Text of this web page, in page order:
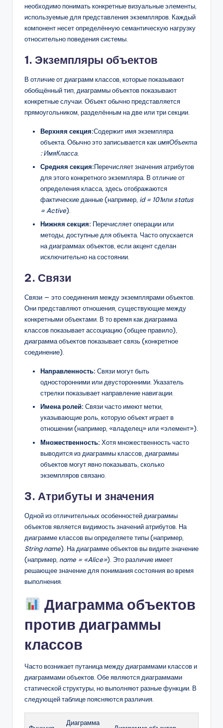
необходимо понимать конкретные визуальные элементы,
используемые для представления экземпляров. Каждый
компонент несет определённую семантическую нагрузку
относительно поведения системы.
1. Экземпляры объектов
В отличие от диаграмм классов, которые показывают
обобщённый тип, диаграммы объектов показывают
конкретные случаи. Объект обычно представляется
прямоугольником, разделённым на две или три секции.
Верхняя секция:Содержит имя экземпляра
объекта. Обычно это записывается какимяОбъекта
: ИмяКласса
Средняя секция:Перечисляет значения атрибутов
для этого конкретного экземпляра. В отличие от
определения класса, здесь отображаются
фактические данные (например, id = 101или status
= Active).
Нижняя секция: Перечисляет операции или
методы, доступные для объекта. Часто опускается
на диаграммах объектов, если акцент сделан
исключительно на состоянии.
2. Связи
Связи — это соединения между экземплярами объектов.
Они представляют отношения, существующие между
конкретными объектами. В то время как диаграмма
классов показывает ассоциацию (общее правило),
диаграмма объектов показывает связь (конкретное
соединение).
Направленность: Связи могут быть
односторонними или двусторонними. Указатель
стрелки показывает направление навигации.
Имена ролей: Связи часто имеют метки,
указывающие роль, которую объект играет в
отношении (например, «владелец» или «элемент»).
Множественность: Хотя множественность часто
выводится из диаграммы классов, диаграммы
объектов могут явно показывать, сколько
экземпляров связано.
3. Атрибуты и значения
Одной из отличительных особенностей диаграммы
объектов является видимость значений атрибутов. На
диаграмме классов вы определяете типы (например,
String name). На диаграмме объектов вы видите значение
(например, name = «Alice»). Это различие имеет
решающее значение для понимания состояния во время
выполнения.
Диаграмма объектов
против диаграммы
классов
Часто возникает путаница между диаграммами классов и
диаграммами объектов. Обе являются диаграммами
статической структуры, но выполняют разные функции. В
следующей таблице поясняются различия.
Диаграмма